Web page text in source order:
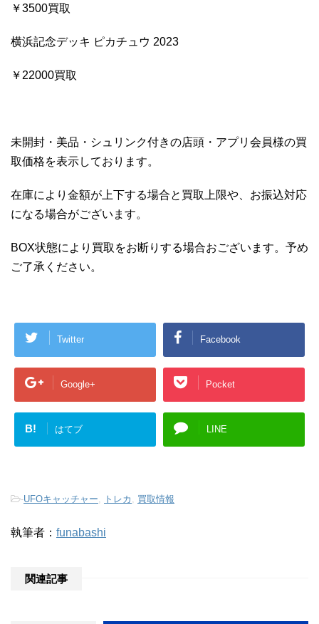
￥3500買取
横浜記念デッキ ピカチュウ 2023
￥22000買取
未開封・美品・シュリンク付きの店頭・アプリ会員様の買
取価格を表示しております。
在庫により金額が上下する場合と買取上限や、お振込対応
になる場合がございます。
BOX状態により買取をお断りする場合おございます。予め
ご了承ください。
Twitter Facebook
Google+ Pocket
B! はてブ LINE
-UFOキャッチャー トレカ 買取情報
執筆者： funabashi
関連記事